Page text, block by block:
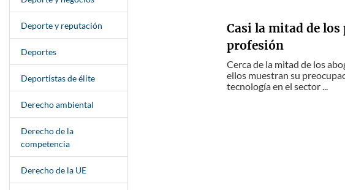
Deporte y reputación
Deportes
Deportistas de élite
Derecho ambiental
Derecho de la
competencia
Derecho de la UE
Casi la mitad de
profesión
Cerca de la mitad de los
ellos muestran su
tecnología en el sector ...